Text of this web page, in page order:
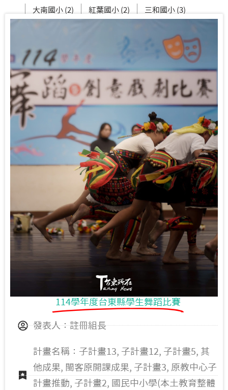
大南國小 (2) 紅葉國小 (2) 三和國小 (3)
114學年度台東縣學生舞蹈比賽
發表人：註冊組長
計畫名稱：子計畫13, 子計畫12, 子計畫5, 其
他成果, 閩客原開課成果, 子計畫3, 原教中心子
計畫推動, 子計畫2, 國民中小學(本土教育整體